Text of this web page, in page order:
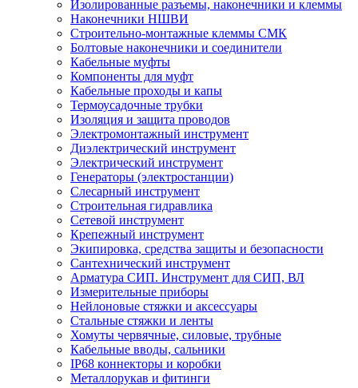
Изолированные разъемы, наконечники и клеммы
Наконечники НШВИ
Строительно-монтажные клеммы СМК
Болтовые наконечники и соединители
Кабельные муфты
Компоненты для муфт
Кабельные проходы и капы
Термоусадочные трубки
Изоляция и защита проводов
Электромонтажный инструмент
Диэлектрический инструмент
Электрический инструмент
Генераторы (электростанции)
Слесарный инструмент
Строительная гидравлика
Сетевой инструмент
Крепежный инструмент
Экипировка, средства защиты и безопасности
Сантехнический инструмент
Арматура СИП. Инструмент для СИП, ВЛ
Измерительные приборы
Нейлоновые стяжки и аксессуары
Стальные стяжки и ленты
Хомуты червячные, силовые, трубные
Кабельные вводы, сальники
IP68 коннекторы и коробки
Металлорукав и фитинги